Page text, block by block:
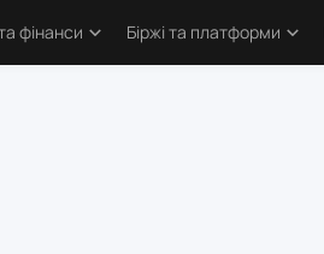
фінанси Біржі та платформи